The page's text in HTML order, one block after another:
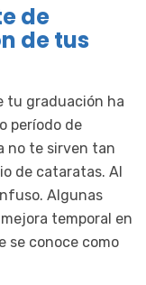
de
de tus
tu graduación ha
período de
no te sirven tan
de cataratas. Al
Algunas
temporal en
se conoce como